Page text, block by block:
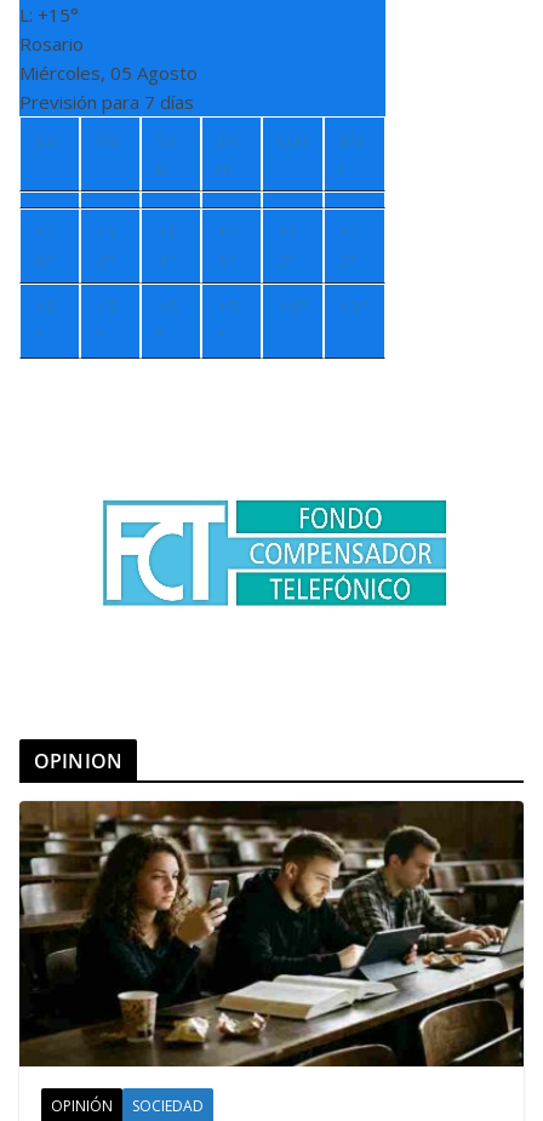
L: +15°
Rosario
Miércoles, 05 Agosto
Previsión para 7 días
Jue
Vie
Sá
b
Do
m
Lun
Ma
r
+1
6°
+1
4°
+1
4°
+1
5°
+1
2°
+1
2°
+8
°
+5
°
+6
°
+5
°
+4° +3°
OPINION
OPINIÓN SOCIEDAD